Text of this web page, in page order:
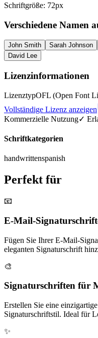
Schriftgröße: 72px
Verschiedene Namen
John Smith Sarah Johnson
David Lee
Lizenzinformationen
LizenztypOFL (Open Font
Vollständige Lizenz anzeigen
Kommerzielle Nutzung✓
Schriftkategorien
handwrittenspanish
Perfekt für
📧
E-Mail-
Fügen Sie Ihrer E-Mail-
eleganten Signaturschrift
🎨
Signaturschriften für
Erstellen Sie eine
Signaturschriftstil. Ideal für
✨